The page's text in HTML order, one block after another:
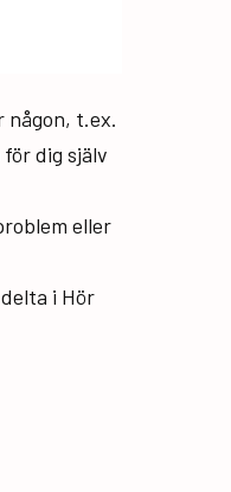
någon, t.ex.
dig själv
eller
i Hör